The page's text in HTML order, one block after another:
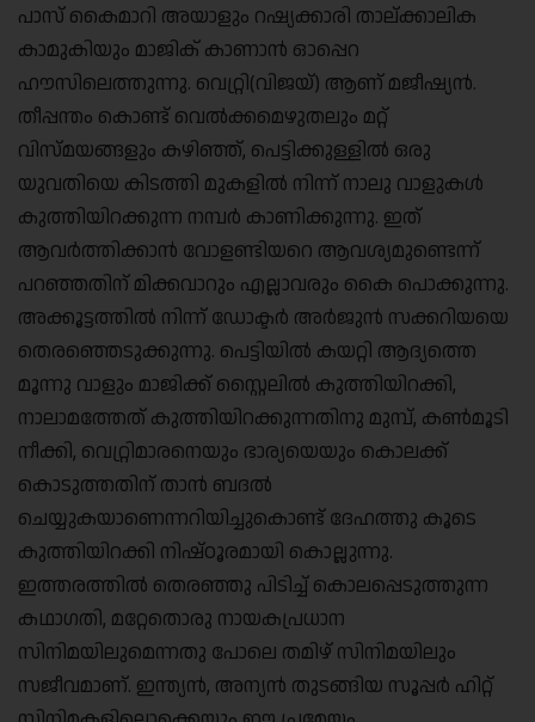
പാസ് കൈമാറി അയാളും റഷ്യക്കാരി താല്ക്കാലിക
കാമുകിയും മാജിക് കാണാന്‍ ഓപ്പെറ
ഹൗസിലെത്തുന്നു. വെറ്റ്രി(വിജയ്) ആണ് മജീഷ്യന്‍.
തീപ്പന്തം കൊണ്ട് വെല്‍ക്കമെഴുതലും മറ്റ്
വിസ്മയങ്ങളും കഴിഞ്ഞ്, പെട്ടിക്കുള്ളില്‍ ഒരു
യുവതിയെ കിടത്തി മുകളില്‍ നിന്ന് നാലു വാളുകള്‍
കുത്തിയിറക്കുന്ന നമ്പര്‍ കാണിക്കുന്നു. ഇത്
ആവര്‍ത്തിക്കാന്‍ വോളണ്ടിയറെ ആവശ്യമുണ്ടെന്ന്
പറഞ്ഞതിന് മിക്കവാറും എല്ലാവരും കൈ പൊക്കുന്നു.
അക്കൂട്ടത്തില്‍ നിന്ന് ഡോക്ടര്‍ അര്‍ജുന്‍ സക്കറിയയെ
തെരഞ്ഞെടുക്കുന്നു. പെട്ടിയില്‍ കയറ്റി ആദ്യത്തെ
മൂന്നു വാളും മാജിക്ക് സ്റ്റൈലില്‍ കുത്തിയിറക്കി,
നാലാമത്തേത് കുത്തിയിറക്കുന്നതിനു മുമ്പ്, കണ്‍മൂടി
നീക്കി, വെറ്റ്രിമാരനെയും ഭാര്യയെയും കൊലക്ക്
കൊടുത്തതിന് താന്‍ ബദല്‍
ചെയ്യുകയാണെന്നറിയിച്ചുകൊണ്ട് ദേഹത്തു കൂടെ
കുത്തിയിറക്കി നിഷ്ഠൂരമായി കൊല്ലുന്നു.
ഇത്തരത്തില്‍ തെരഞ്ഞു പിടിച്ച് കൊലപ്പെടുത്തുന്ന
കഥാഗതി, മറ്റേതൊരു നായകപ്രധാന
സിനിമയിലുമെന്നതു പോലെ തമിഴ് സിനിമയിലും
സജീവമാണ്. ഇന്ത്യന്‍, അന്യന്‍ തുടങ്ങിയ സൂപ്പര്‍ ഹിറ്റ്